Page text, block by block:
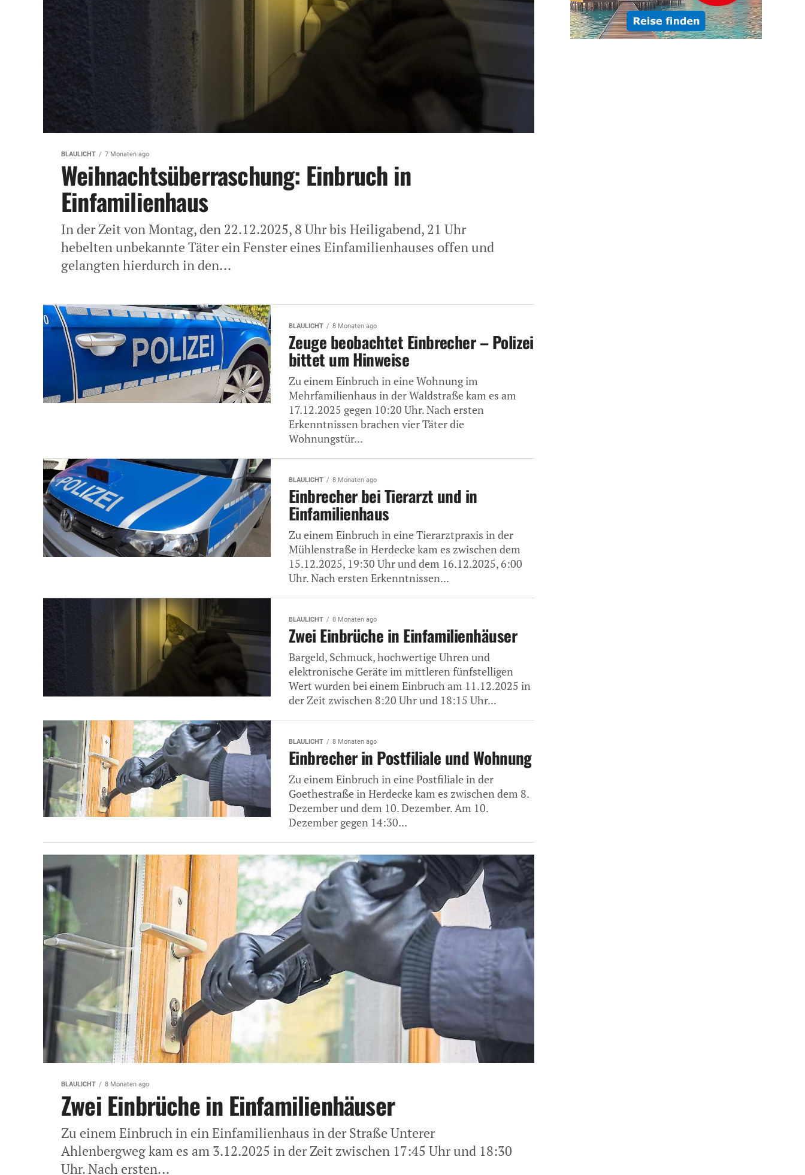
BLAULICHT 7 Monaten ago
Weihnachtsüberraschung: Einbruch in
Einfamilienhaus
In der Zeit von Montag, den 22.12.2025, 8 Uhr bis Heiligabend, 21 Uhr
hebelten unbekannte Täter ein Fenster eines Einfamilienhauses offen und
gelangten hierdurch in den...
BLAULICHT 8 Monaten ago
Zeuge beobachtet Einbrecher – Polizei
bittet um Hinweise
Zu einem Einbruch in eine Wohnung im
Mehrfamilienhaus in der Waldstraße kam es am
17.12.2025 gegen 10:20 Uhr. Nach ersten
Erkenntnissen brachen vier Täter die
Wohnungstür...
BLAULICHT 8 Monaten ago
Einbrecher bei Tierarzt und in
Einfamilienhaus
Zu einem Einbruch in eine Tierarztpraxis in der
Mühlenstraße in Herdecke kam es zwischen dem
15.12.2025, 19:30 Uhr und dem 16.12.2025, 6:00
Uhr. Nach ersten Erkenntnissen...
BLAULICHT 8 Monaten ago
Zwei Einbrüche in Einfamilienhäuser
Bargeld, Schmuck, hochwertige Uhren und
elektronische Geräte im mittleren fünfstelligen
Wert wurden bei einem Einbruch am 11.12.2025 in
der Zeit zwischen 8:20 Uhr und 18:15 Uhr...
BLAULICHT 8 Monaten ago
Einbrecher in Postfiliale und Wohnung
Zu einem Einbruch in eine Postfiliale in der
Goethestraße in Herdecke kam es zwischen dem 8.
Dezember und dem 10. Dezember. Am 10.
Dezember gegen 14:30...
BLAULICHT 8 Monaten ago
Zwei Einbrüche in Einfamilienhäuser
Zu einem Einbruch in ein Einfamilienhaus in der Straße Unterer
Ahlenbergweg kam es am 3.12.2025 in der Zeit zwischen 17:45 Uhr und 18:30
Uhr. Nach ersten...